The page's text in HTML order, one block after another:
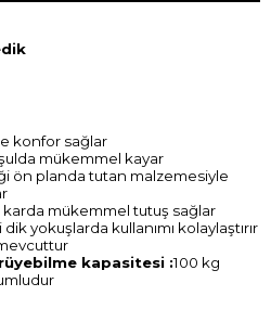
konfor sağlar
mükemmel kayar
ön planda tutan malzemesiyle
karda mükemmel tutuş sağlar
yokuşlarda kullanımı kolaylaştırır
kapasitesi :100 kg